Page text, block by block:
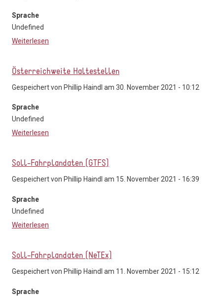
Sprache
Undefined
Weiterlesen
Österreichweite Haltestellen
Gespeichert von Phillip Haindl am 30. November 2021 - 10:12
Sprache
Undefined
Weiterlesen
Soll-Fahrplandaten (GTFS)
Gespeichert von Phillip Haindl am 15. November 2021 - 16:39
Sprache
Undefined
Weiterlesen
Soll-Fahrplandaten (NeTEx)
Gespeichert von Phillip Haindl am 11. November 2021 - 15:12
Sprache